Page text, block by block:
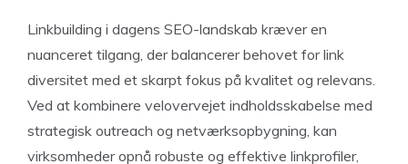
Linkbuilding i dagens SEO-landskab kræver en
nuanceret tilgang, der balancerer behovet for link
diversitet med et skarpt fokus på kvalitet og relevans.
Ved at kombinere velovervejet indholdsskabelse med
strategisk outreach og netværksopbygning, kan
virksomheder opnå robuste og effektive linkprofiler,